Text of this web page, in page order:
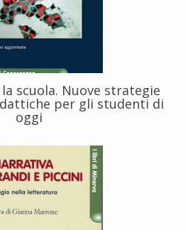
scuola. Nuove strategie
per gli studenti di
oggi